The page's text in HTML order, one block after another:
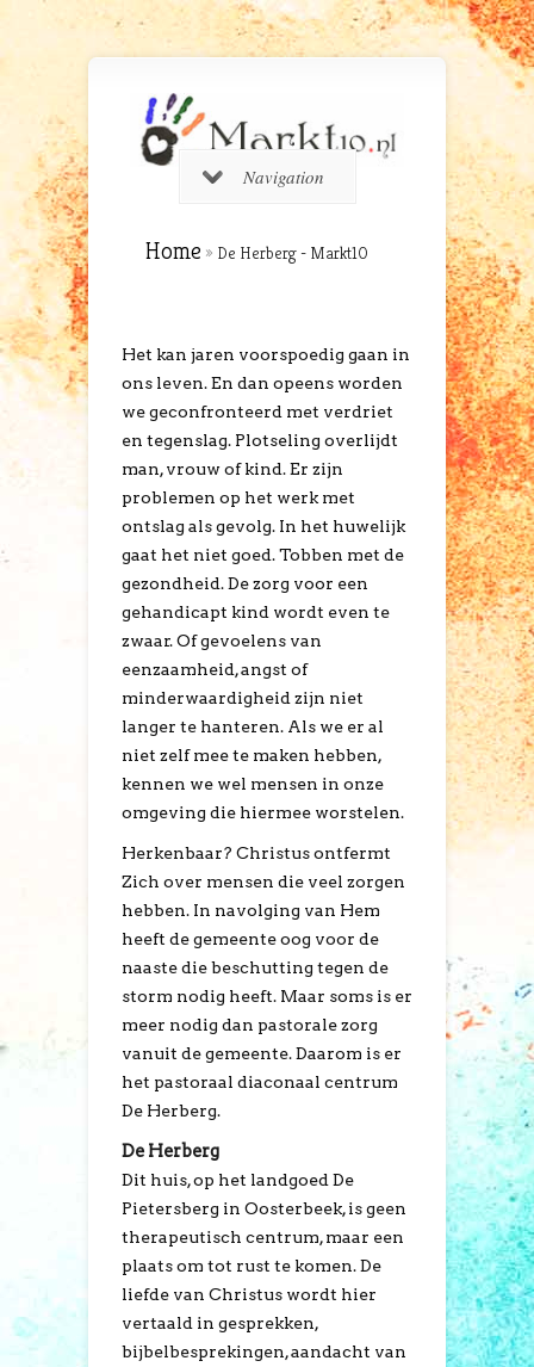
Navigation
Home » De Herberg - Markt10
Het kan jaren voorspoedig gaan in
ons leven. En dan opeens worden
we geconfronteerd met verdriet
en tegenslag. Plotseling overlijdt
man, vrouw of kind. Er zijn
problemen op het werk met
ontslag als gevolg. In het huwelijk
gaat het niet goed. Tobben met de
gezondheid. De zorg voor een
gehandicapt kind wordt even te
zwaar. Of gevoelens van
eenzaamheid, angst of
minderwaardigheid zijn niet
langer te hanteren. Als we er al
niet zelf mee te maken hebben,
kennen we wel mensen in onze
omgeving die hiermee worstelen.
Herkenbaar? Christus ontfermt
Zich over mensen die veel zorgen
hebben. In navolging van Hem
heeft de gemeente oog voor de
naaste die beschutting tegen de
storm nodig heeft. Maar soms is er
meer nodig dan pastorale zorg
vanuit de gemeente. Daarom is er
het pastoraal diaconaal centrum
De Herberg.
De Herberg
Dit huis, op het landgoed De
Pietersberg in Oosterbeek, is geen
therapeutisch centrum, maar een
plaats om tot rust te komen. De
liefde van Christus wordt hier
vertaald in gesprekken,
bijbelbesprekingen, aandacht van